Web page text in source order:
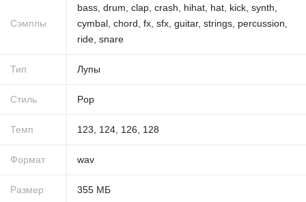
Сэмплы
bass drum clap crash hihat hat kick synth
cymbal chord fx sfx guitar, strings percussion
ride snare
Тип Лупы
Стиль Pop
Темп 123 124 126 128
Формат wav
Размер 355 МБ